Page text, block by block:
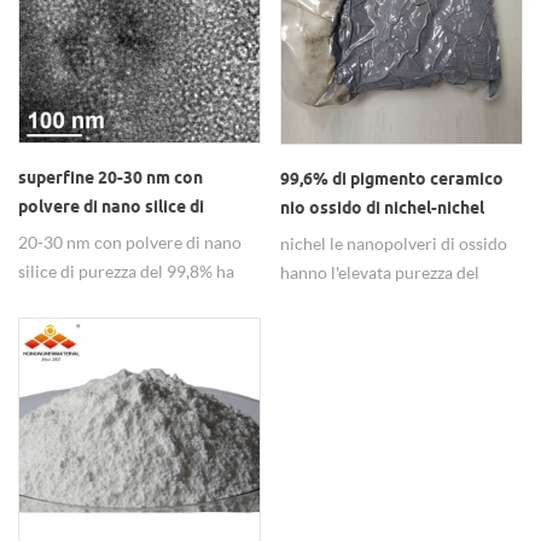
superfine 20-30 nm con
polvere di nano silice di
purezza del 99,8%
20-30 nm con polvere di nano
silice di purezza del 99,8% ha
99,6% di pigmento ceramico
nio ossido di nichel-nichel
nichel le nanopolveri di ossido
hanno l'elevata purezza del